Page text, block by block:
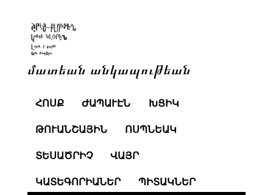
մատեան անկապութեան
ՀՈՍՔ ԺԱՊԱՒԷՆ ԽՑԻԿ
ԹՈՒԱՆՇԱՅԻՆ ՈՍՊՆԵԱԿ
ՏԵՍԱԾՐԻՉ ՎԱՅՐ
ԿԱՏԵԳՈՐԻԱՆԵՐ ՊԻՏԱԿՆԵՐ